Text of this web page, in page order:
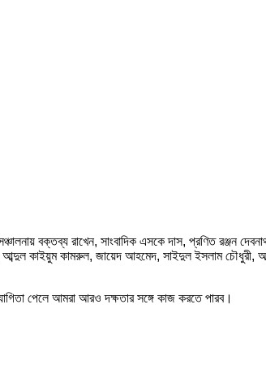
বক্তব্য রাখেন, সাংবাদিক এসকে দাস, প্রণিত রঞ্জন
কাইয়ুম কামরুল, জায়েদ আহমেদ, সাইদুল ইসলাম চৌধুরী,
পেলে আমরা আরও দক্ষতার সঙ্গে কাজ করতে পারব।